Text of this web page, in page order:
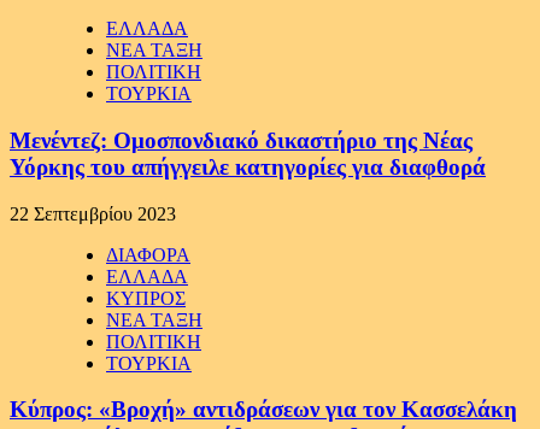
ΕΛΛΑΔΑ
ΝΕΑ ΤΑΞΗ
ΠΟΛΙΤΙΚΗ
ΤΟΥΡΚΙΑ
Μενέντεζ: Ομοσπονδιακό δικαστήριο της Νέας
Υόρκης του απήγγειλε κατηγορίες για διαφθορά
22 Σεπτεμβρίου 2023
ΔΙΑΦΟΡΑ
ΕΛΛΑΔΑ
ΚΥΠΡΟΣ
ΝΕΑ ΤΑΞΗ
ΠΟΛΙΤΙΚΗ
ΤΟΥΡΚΙΑ
Κύπρος: «Βροχή» αντιδράσεων για τον Κασσελάκη